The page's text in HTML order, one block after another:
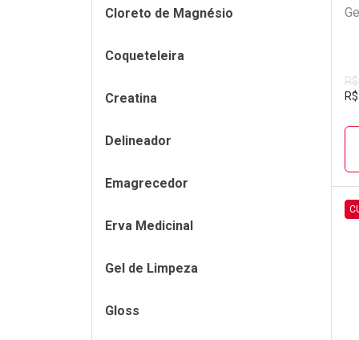
R$
Cloreto de Magnésio
Coqueteleira
Creatina
Delineador
Emagrecedor
Erva Medicinal
Gel de Limpeza
Gloss